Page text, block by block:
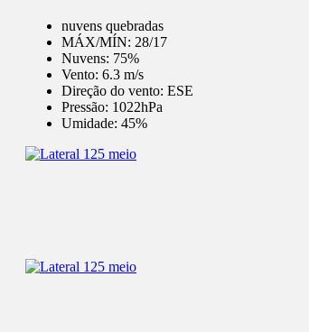
nuvens quebradas
MÁX/MÍN: 28/17
Nuvens: 75%
Vento: 6.3 m/s
Direção do vento: ESE
Pressão: 1022hPa
Umidade: 45%